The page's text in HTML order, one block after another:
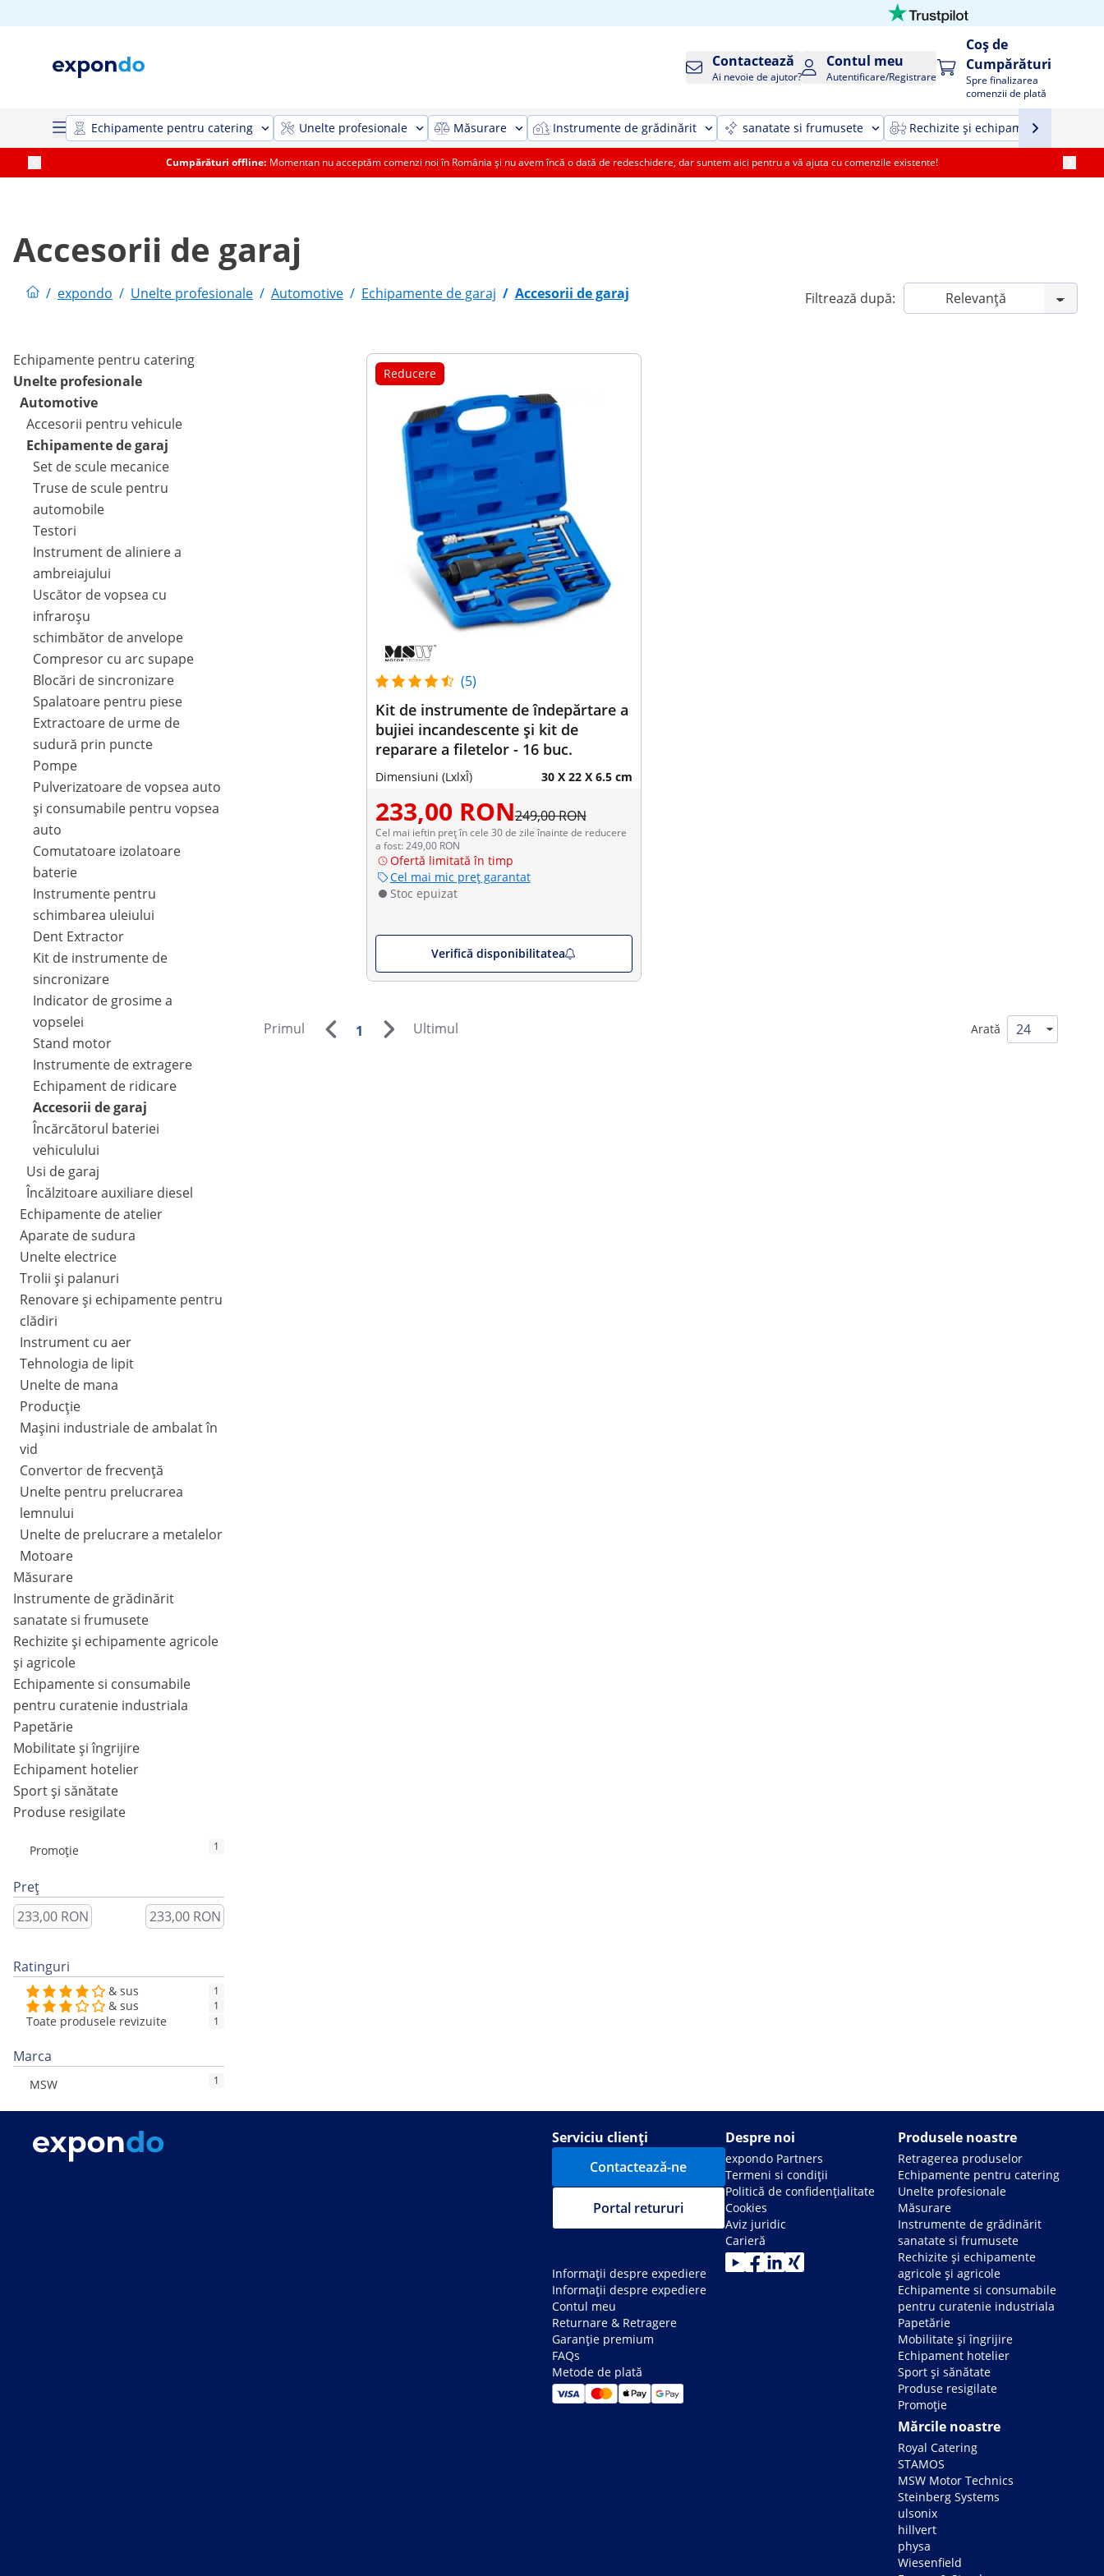
Contactează
Ai nevoie de ajutor?
Contul meu
Autentificare/Registrare
Coș de
Cumpărături
Spre finalizarea
comenzii de plată
Echipamente pentru catering Unelte profesionale Măsurare Instrumente de grădinărit sanatate si frumusete Rechizite și echipamente agricole
Cumpărături offline: Momentan nu acceptăm comenzi noi în România și nu avem încă o dată de redeschidere, dar suntem aici pentru a vă ajuta cu comenzile existente!
Accesorii de garaj
/ expondo / Unelte profesionale / Automotive / Echipamente de garaj / Accesorii de garaj Filtrează după:
Echipamente pentru catering
Unelte profesionale
Automotive
Accesorii pentru vehicule
Echipamente de garaj
Set de scule mecanice
Truse de scule pentru
automobile
Testori
Instrument de aliniere a
ambreiajului
Uscător de vopsea cu
infraroșu
schimbător de anvelope
Compresor cu arc supape
Blocări de sincronizare
Spalatoare pentru piese
Extractoare de urme de
sudură prin puncte
Pompe
Pulverizatoare de vopsea auto
și consumabile pentru vopsea
auto
Comutatoare izolatoare
baterie
Instrumente pentru
schimbarea uleiului
Dent Extractor
Kit de instrumente de
sincronizare
Indicator de grosime a
vopselei
Stand motor
Instrumente de extragere
Echipament de ridicare
Accesorii de garaj
Încărcătorul bateriei
vehiculului
Usi de garaj
Încălzitoare auxiliare diesel
Echipamente de atelier
Aparate de sudura
Unelte electrice
Trolii și palanuri
Renovare și echipamente pentru
clădiri
Instrument cu aer
Tehnologia de lipit
Unelte de mana
Producție
Mașini industriale de ambalat în
vid
Convertor de frecvență
Unelte pentru prelucrarea
lemnului
Unelte de prelucrare a metalelor
Motoare
Măsurare
Instrumente de grădinărit
sanatate si frumusete
Rechizite și echipamente agricole
și agricole
Echipamente si consumabile
pentru curatenie industriala
Papetărie
Mobilitate și îngrijire
Echipament hotelier
Sport și sănătate
Produse resigilate
Promoție 1
Preț
Ratinguri
& sus 1
& sus 1
Toate produsele revizuite 1
Marca
MSW 1
Reducere
(5)
Kit de instrumente de îndepărtare a
bujiei incandescente și kit de
reparare a filetelor - 16 buc.
Dimensiuni (LxlxÎ) 30 X 22 X 6.5 cm
233,00 RON249,00 RON
Cel mai ieftin preț în cele 30 de zile înainte de reducere
a fost: 249,00 RON
Ofertă limitată în timp
Cel mai mic preț garantat
Stoc epuizat
Verifică disponibilitatea
Primul 1 Ultimul Arată
Serviciu clienți
Contactează-ne
Portal retururi
Informații despre expediere
Informații despre expediere
Contul meu
Returnare & Retragere
Garanție premium
FAQs
Metode de plată
Despre noi
expondo Partners
Termeni si condiții
Politică de confidențialitate
Cookies
Aviz juridic
Carieră
Produsele noastre
Retragerea produselor
Echipamente pentru catering
Unelte profesionale
Măsurare
Instrumente de grădinărit
sanatate si frumusete
Rechizite și echipamente
agricole și agricole
Echipamente si consumabile
pentru curatenie industriala
Papetărie
Mobilitate și îngrijire
Echipament hotelier
Sport și sănătate
Produse resigilate
Promoție
Mărcile noastre
Royal Catering
STAMOS
MSW Motor Technics
Steinberg Systems
ulsonix
hillvert
physa
Wiesenfield